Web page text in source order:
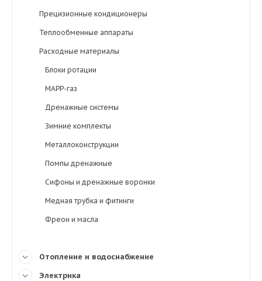
Прецизионные кондиционеры
Теплообменные аппараты
Расходные материалы
Блоки ротации
MAPP-газ
Дренажные системы
Зимние комплекты
Металлоконструкции
Помпы дренажные
Сифоны и дренажные воронки
Медная трубка и фитинги
Фреон и масла
Отопление и водоснабжение
Электрика